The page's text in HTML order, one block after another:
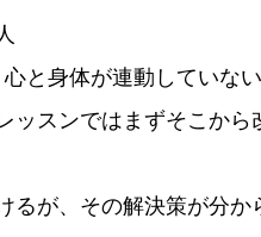
と身体が連動していな
スンではまずそこから
るが、その解決策が分